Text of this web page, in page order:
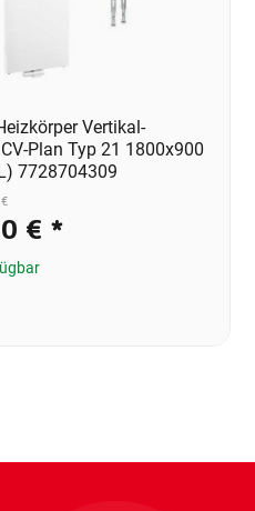
Vertikal-
Plan Typ 21 1800x900
7728704309
€ *